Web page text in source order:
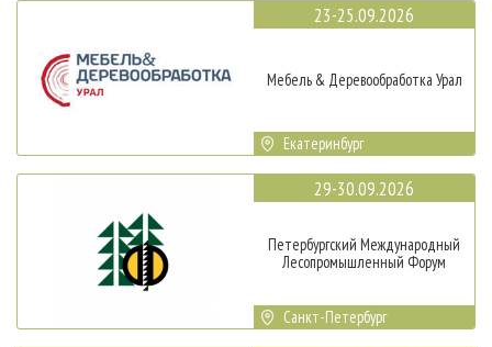
23-25.09.2026
Мебель & Деревообработка Урал
Екатеринбург
29-30.09.2026
Петербургский Международный
Лесопромышленный Форум
Санкт-Петербург